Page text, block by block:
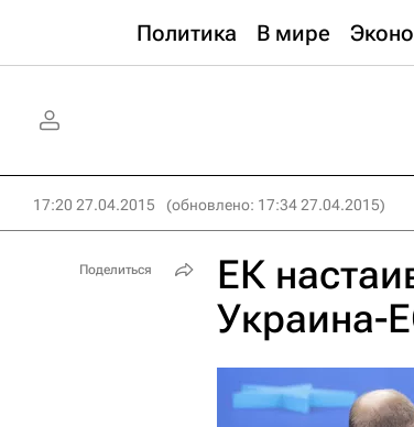
Политика В мире
17:20 27.04.2015 (обновлено: 17:34 27.04.2015)
ЕК
Украина-
Поделиться